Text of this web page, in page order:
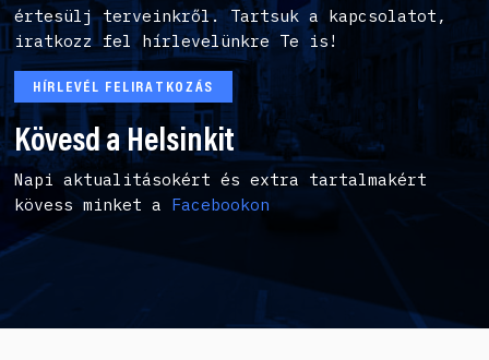
értesülj terveinkről. Tartsuk a kapcsolatot,
iratkozz fel hírlevelünkre Te is!
HÍRLEVÉL FELIRATKOZÁS
Kövesd a Helsinkit
Napi aktualitásokért és extra tartalmakért
kövess minket a Facebookon